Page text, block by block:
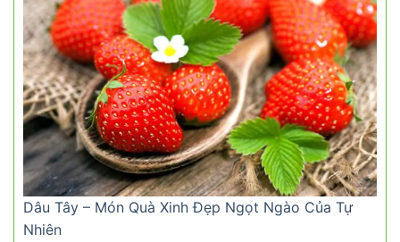
Dâu Tây – Món Quà Xinh Đẹp Ngọt Ngào Của Tự
Nhiên